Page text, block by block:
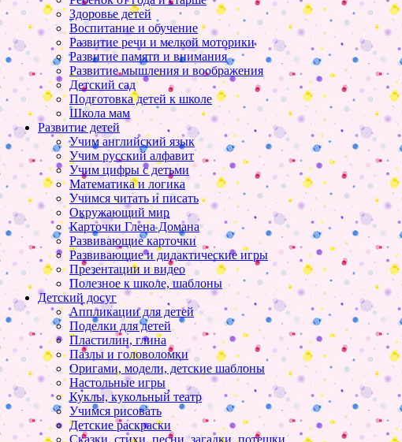
Здоровье детей
Воспитание и обучение
Развитие речи и мелкой моторики
Развитие памяти и внимания
Развитие мышления и воображения
Детский сад
Подготовка детей к школе
Школа мам
Развитие детей
Учим английский язык
Учим русский алфавит
Учим цифры с детьми
Математика и логика
Учимся читать и писать
Окружающий мир
Карточки Глена Домана
Развивающие карточки
Развивающие и дидактические игры
Презентации и видео
Полезное к школе, шаблоны
Детский досуг
Аппликации для детей
Поделки для детей
Пластилин, глина
Пазлы и головоломки
Оригами, модели, детские шаблоны
Настольные игры
Куклы, кукольный театр
Учимся рисовать
Детские раскраски
Сказки, стихи, песни, загадки, потешки